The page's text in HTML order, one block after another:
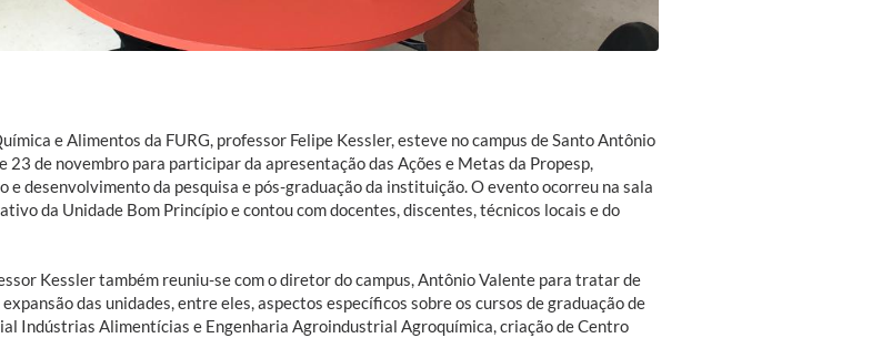
e Alimentos da FURG, professor Felipe Kessler, esteve no campus de Santo Antônio
23 de novembro para participar da apresentação das Ações e Metas da Propesp,
e desenvolvimento da pesquisa e pós-graduação da instituição. O evento ocorreu na sala
da Unidade Bom Princípio e contou com docentes, discentes, técnicos locais e do
Kessler também reuniu-se com o diretor do campus, Antônio Valente para tratar de
das unidades, entre eles, aspectos específicos sobre os cursos de graduação de
Indústrias Alimentícias e Engenharia Agroindustrial Agroquímica, criação de Centro